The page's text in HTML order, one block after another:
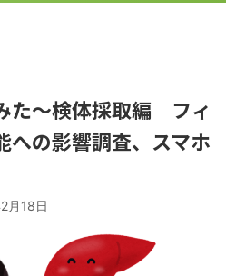
た～検体採取編 フィ
への影響調査、スマホ
月18日